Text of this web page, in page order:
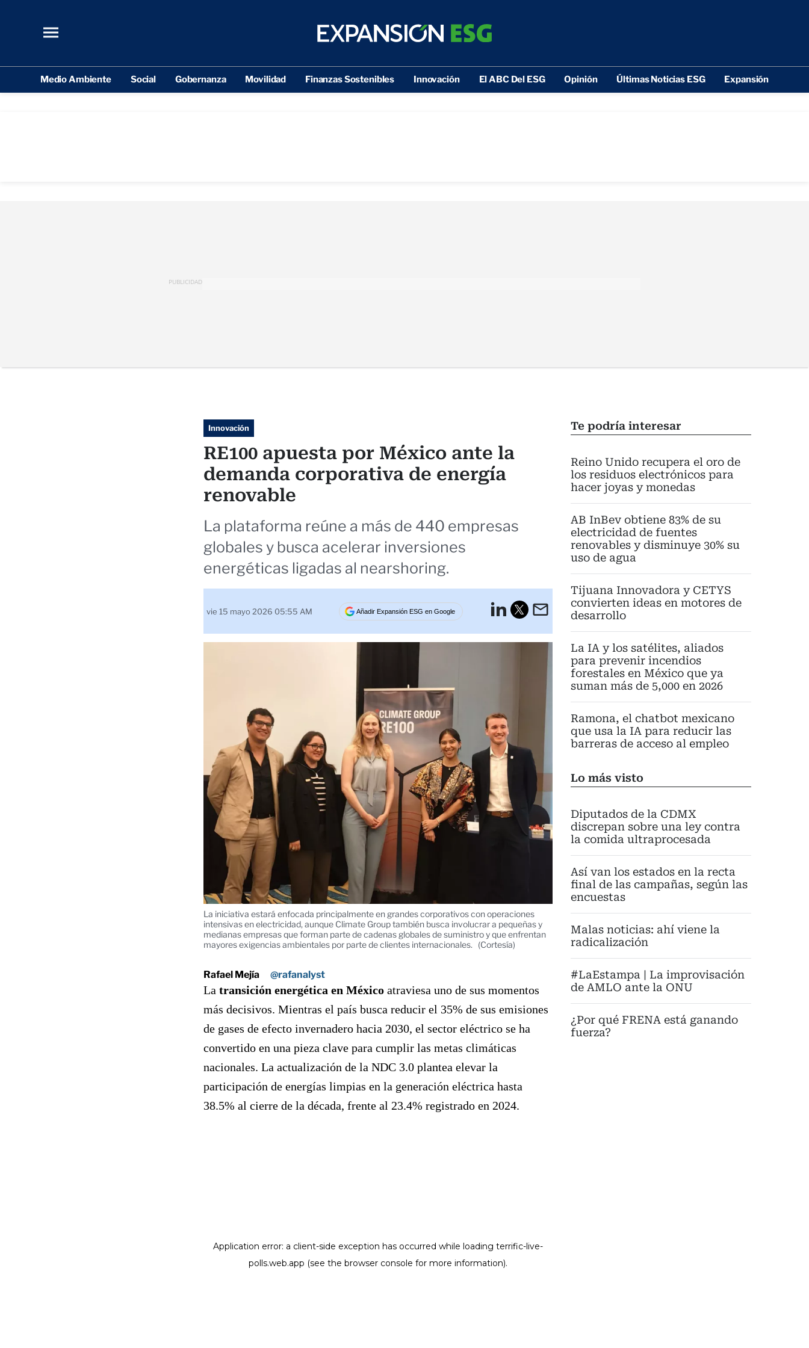
Medio Ambiente Social Gobernanza Movilidad Finanzas Sostenibles Innovación El ABC Del ESG Opinión Últimas Noticias ESG Expansión
PUBLICIDAD
Te podría interesar
Reino Unido recupera el oro de
los residuos electrónicos para
hacer joyas y monedas
AB InBev obtiene 83% de su
electricidad de fuentes
renovables y disminuye 30% su
uso de agua
Tijuana Innovadora y CETYS
convierten ideas en motores de
desarrollo
La IA y los satélites, aliados
para prevenir incendios
forestales en México que ya
suman más de 5,000 en 2026
Ramona, el chatbot mexicano
que usa la IA para reducir las
barreras de acceso al empleo
Lo más visto
Diputados de la CDMX
discrepan sobre una ley contra
la comida ultraprocesada
Así van los estados en la recta
final de las campañas, según las
encuestas
Malas noticias: ahí viene la
radicalización
#LaEstampa | La improvisación
de AMLO ante la ONU
¿Por qué FRENA está ganando
fuerza?
Innovación
RE100 apuesta por México ante la
demanda corporativa de energía
renovable
La plataforma reúne a más de 440 empresas
globales y busca acelerar inversiones
energéticas ligadas al nearshoring.
vie 15 mayo 2026 05:55 AM Añadir Expansión ESG en Google
LinkedInEmail
La iniciativa estará enfocada principalmente en grandes corporativos con operaciones
intensivas en electricidad, aunque Climate Group también busca involucrar a pequeñas y
medianas empresas que forman parte de cadenas globales de suministro y que enfrentan
mayores exigencias ambientales por parte de clientes internacionales.
(Cortesía)
Rafael Mejía @rafanalyst
La transición energética en México atraviesa uno de sus momentos
más decisivos. Mientras el país busca reducir el 35% de sus emisiones
de gases de efecto invernadero hacia 2030, el sector eléctrico se ha
convertido en una pieza clave para cumplir las metas climáticas
nacionales. La actualización de la NDC 3.0 plantea elevar la
participación de energías limpias en la generación eléctrica hasta
38.5% al cierre de la década, frente al 23.4% registrado en 2024.